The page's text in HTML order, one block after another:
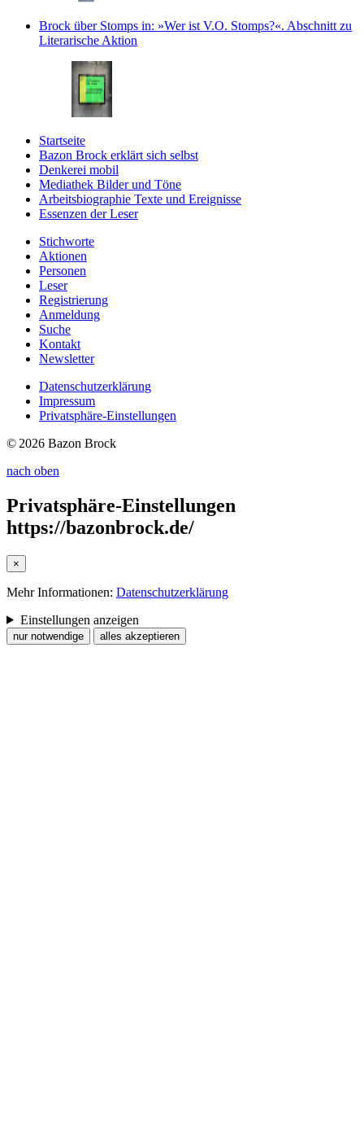
Brock über Stomps in: »Wer ist V.O. Stomps?«. Abschnitt zu
Literarische Aktion
Startseite
Bazon Brock erklärt sich selbst
Denkerei mobil
Mediathek Bilder und Töne
Arbeitsbiographie Texte und Ereignisse
Essenzen der Leser
Stichworte
Aktionen
Personen
Leser
Registrierung
Anmeldung
Suche
Kontakt
Newsletter
Datenschutzerklärung
Impressum
Privatsphäre-Einstellungen
© 2026 Bazon Brock
nach oben
Privatsphäre-Einstellungen
https://bazonbrock.de/
×
Mehr Informationen: Datenschutzerklärung
Einstellungen anzeigen
nur notwendige alles akzeptieren